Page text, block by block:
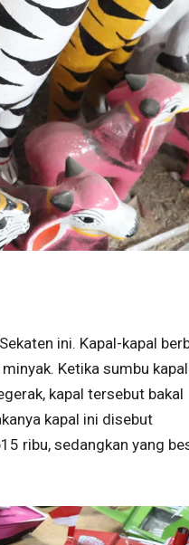
ini. Kapal-kapal
Ketika sumbu kapal
kapal tersebut bakal
kapal ini disebut
ribu, sedangkan yang